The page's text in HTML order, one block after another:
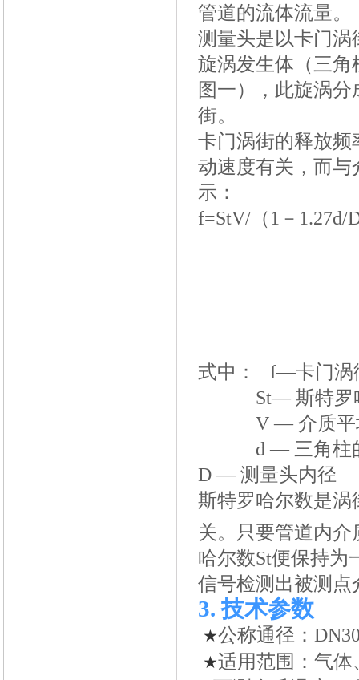
管道的流体流量。
测量头是以卡门涡
旋涡发生体（三角
图一），此旋涡
街。
卡门涡街的释放频
动速度有关，而与
示：
f=StV/ （1－1.27d/
式中： f—卡门涡
St— 斯特罗
V —介质
d — 三角柱
D —测量头内径
斯特罗哈尔数是涡
关。只要管道内介
哈尔数St便保持为
信号检测出被测点
3.技术参数
★公称通径：
★适用范围：气